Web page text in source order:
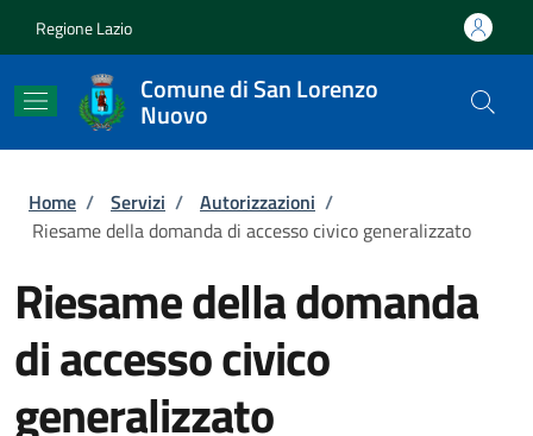
Regione Lazio
Comune di San Lorenzo
Nuovo
Briciole di pane
Home / Servizi / Autorizzazioni /
Riesame della domanda di accesso civico generalizzato
Riesame della domanda
di accesso civico
generalizzato